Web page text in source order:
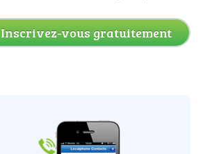
Inscrivez-vous gratuitement